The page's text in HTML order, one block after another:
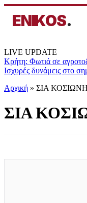
ENIKOS.
LIVE UPDATE
Κρήτη: Φωτιά σε
Ισχυρές δυνάμεις στο
Αρχική » ΣΙΑ ΚΟΣΙΩΝΗ
ΣΙΑ